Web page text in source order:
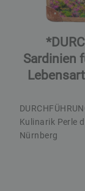
Sardinien
Kulinarik Perle
Nürnberg